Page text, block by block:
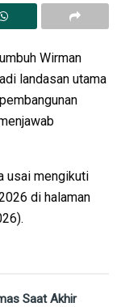
Wirman
landasan utama
usai mengikuti
di halaman
Saat Akhir